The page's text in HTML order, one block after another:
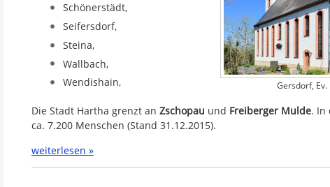
Gersdorf,
Schönerstädt,
Seifersdorf,
Steina,
Wallbach,
Wendishain,
Die Stadt Hartha grenzt an Zschopau und Freiberger Mulde. In
ca. 7.200 Menschen (Stand 31.12.2015).
weiterlesen »